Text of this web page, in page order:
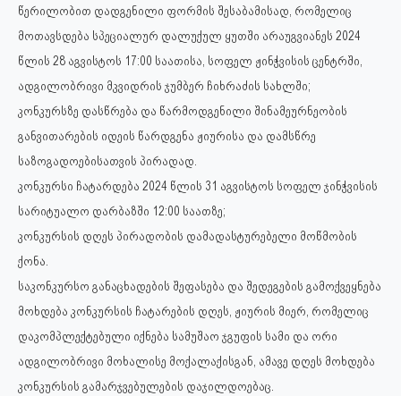
წერილობით დადგენილი ფორმის შესაბამისად, რომელიც
მოთავსდება სპეციალურ დალუქულ ყუთში არაუგვიანეს 2024
წლის 28 აგვისტოს 17:00 საათისა, სოფელ ჟინჭვისის ცენტრში,
ადგილობრივი მკვიდრის ჯუმბერ ჩიხრაძის სახლში;
კონკურსზე დასწრება და წარმოდგენილი შინამეურნეობის
განვითარების იდეის წარდგენა ჟიურისა და დამსწრე
საზოგადოებისათვის პირადად.
კონკურსი ჩატარდება 2024 წლის 31 აგვისტოს სოფელ ჯინჭვისის
სარიტუალო დარბაზში 12:00 საათზე;
კონკურსის დღეს პირადობის დამადასტურებელი მოწმობის
ქონა.
საკონკურსო განაცხადების შეფასება და შედეგების გამოქვეყნება
მოხდება კონკურსის ჩატარების დღეს, ჟიურის მიერ, რომელიც
დაკომპლექტებული იქნება სამუშაო ჯგუფის სამი და ორი
ადგილობრივი მოხალისე მოქალაქისგან, ამავე დღეს მოხდება
კონკურსის გამარჯვებულების დაჯილდოებაც.